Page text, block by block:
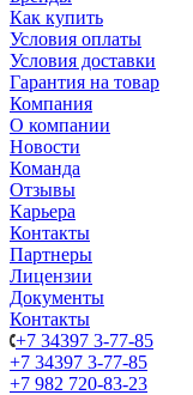
Как купить
Условия оплаты
Условия доставки
Гарантия на товар
Компания
О компании
Новости
Команда
Отзывы
Карьера
Контакты
Партнеры
Лицензии
Документы
Контакты
+7 34397 3-77-85
+7 34397 3-77-85
+7 982 720-83-23